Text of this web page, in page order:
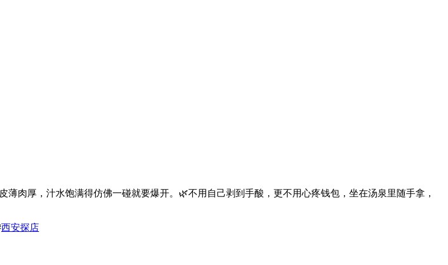
肉厚，汁水饱满得仿佛一碰就要爆开。🌿不用自己剥到手酸，更不用心疼钱包，坐在汤泉里随手拿，
西安探店